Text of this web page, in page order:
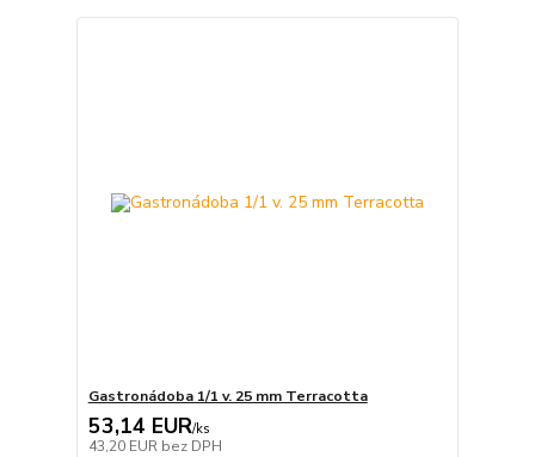
Gastronádoba 1/1 v. 25 mm Terracotta
53,14 EUR/ks
43,20 EUR bez DPH